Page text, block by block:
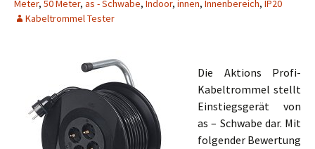
Meter, 50 Meter, as - Schwabe, Indoor, innen, Innenbereich, IP20
Kabeltrommel Tester
Die Aktions Profi-
Kabeltrommel stellt
Einstiegsgerät von
as – Schwabe dar. Mit
folgender Bewertung